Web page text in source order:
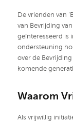
De vrienden van
van Bevrijding
geïnteresseerd is
ondersteuning
over de
komende
Waarom
Als vrijwillig